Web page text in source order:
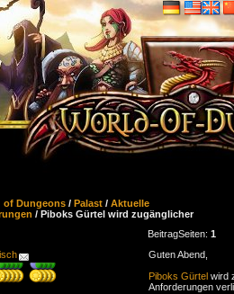
of Dungeons / Palast / Aktuelle
/ Piboks Gürtel wird zugänglicher
BeitragSeiten: 1
Guten Abend,
Piboks Gürtel wird
Anforderungen